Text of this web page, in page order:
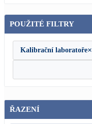
POUŽITÉ FILTRY
Kalibrační laboratoře×
ŘAZENÍ